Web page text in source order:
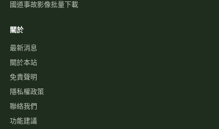
國道事故影像批量下載
關於
最新消息
關於本站
免責聲明
隱私權政策
聯絡我們
功能建議